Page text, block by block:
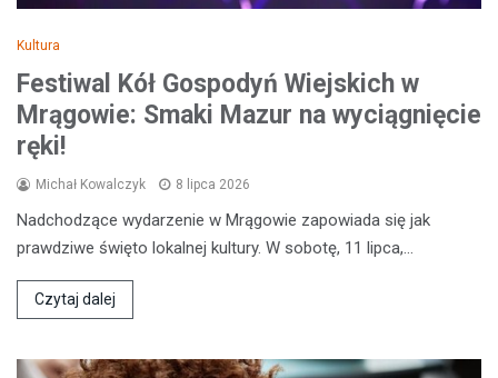
Kultura
Festiwal Kół Gospodyń Wiejskich w
Mrągowie: Smaki Mazur na wyciągnięcie
ręki!
Michał Kowalczyk 8 lipca 2026
Nadchodzące wydarzenie w Mrągowie zapowiada się jak
prawdziwe święto lokalnej kultury. W sobotę, 11 lipca,…
Czytaj dalej